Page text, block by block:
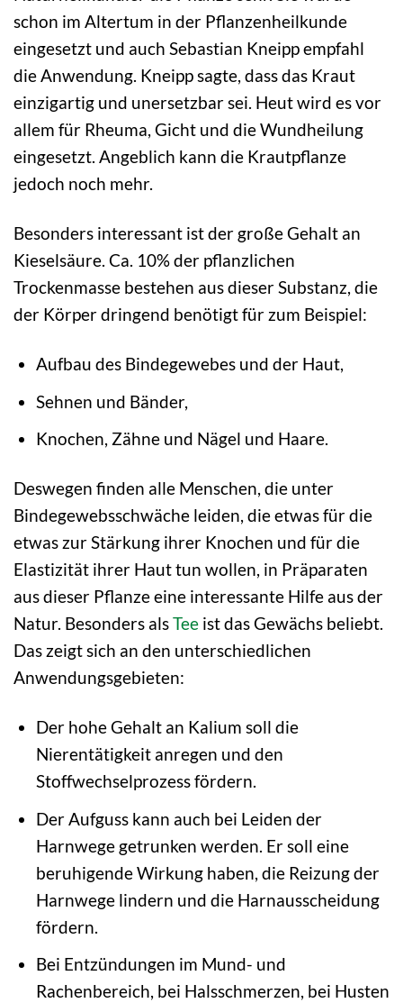
schon im Altertum in der Pflanzenheilkunde
eingesetzt und auch Sebastian Kneipp empfahl
die Anwendung. Kneipp sagte, dass das Kraut
einzigartig und unersetzbar sei. Heut wird es vor
allem für Rheuma, Gicht und die Wundheilung
eingesetzt. Angeblich kann die Krautpflanze
jedoch noch mehr.
Besonders interessant ist der große Gehalt an
Kieselsäure. Ca. 10% der pflanzlichen
Trockenmasse bestehen aus dieser Substanz, die
der Körper dringend benötigt für zum Beispiel:
Aufbau des Bindegewebes und der Haut,
Sehnen und Bänder,
Knochen, Zähne und Nägel und Haare.
Deswegen finden alle Menschen, die unter
Bindegewebsschwäche leiden, die etwas für die
etwas zur Stärkung ihrer Knochen und für die
Elastizität ihrer Haut tun wollen, in Präparaten
aus dieser Pflanze eine interessante Hilfe aus der
Natur. Besonders alsTee ist das Gewächs beliebt.
Das zeigt sich an den unterschiedlichen
Anwendungsgebieten:
Der hohe Gehalt an Kalium soll die
Nierentätigkeit anregen und den
Stoffwechselprozess fördern.
Der Aufguss kann auch bei Leiden der
Harnwege getrunken werden. Er soll eine
beruhigende Wirkung haben, die Reizung der
Harnwege lindern und die Harnausscheidung
fördern.
Bei Entzündungen im Mund- und
Rachenbereich, bei Halsschmerzen, bei Husten